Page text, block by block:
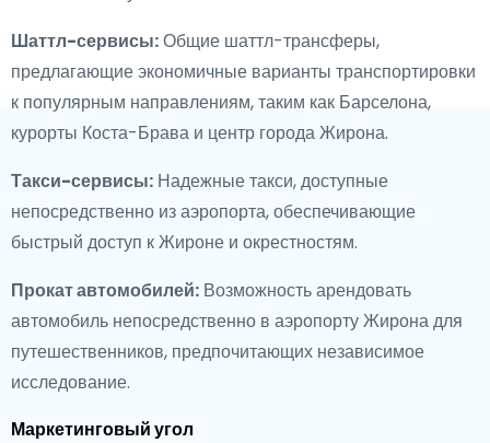
Шаттл-сервисы:Общие шаттл-трансферы,
предлагающие экономичные варианты транспортировки
к популярным направлениям, таким как Барселона,
курорты Коста-Брава и центр города Жирона.
Такси-сервисы: Надежные такси, доступные
непосредственно из аэропорта, обеспечивающие
быстрый доступ к Жироне и окрестностям.
Прокат автомобилей: Возможность арендовать
автомобиль непосредственно в аэропорту Жирона для
путешественников, предпочитающих независимое
исследование.
Маркетинговый угол